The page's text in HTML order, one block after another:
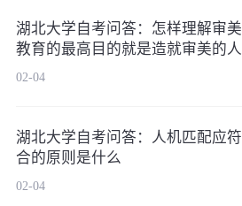
湖北大学自考问答：怎样理解审美
教育的最高目的就是造就审美的人
02-04
湖北大学自考问答：人机匹配应符
合的原则是什么
02-04